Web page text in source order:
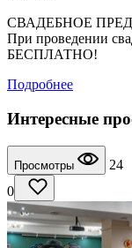
СВАДЕБНОЕ
При проведении
БЕСПЛАТНО!
Подробнее
Интересные
Просмотры
24
0